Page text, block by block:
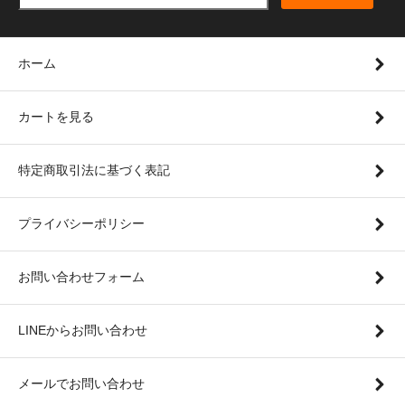
ホーム
カートを見る
特定商取引法に基づく表記
プライバシーポリシー
お問い合わせフォーム
LINEからお問い合わせ
メールでお問い合わせ